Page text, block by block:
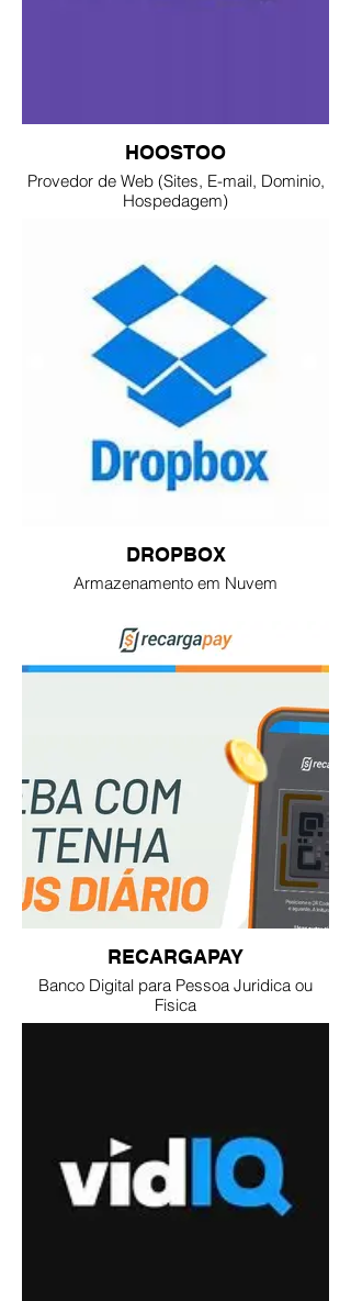
HOOSTOO
Provedor de Web (Sites, E-mail, Dominio,
Hospedagem)
DROPBOX
Armazenamento em Nuvem
RECARGAPAY
Banco Digital para Pessoa Juridica ou
Fisica